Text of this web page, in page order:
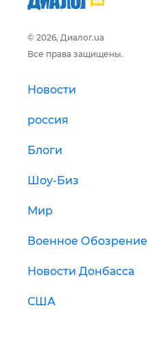
© 2026, Диалог.ua
Все права защищены.
Новости
россия
Блоги
Шоу-Биз
Мир
Военное Обозрение
Новости Донбасса
США